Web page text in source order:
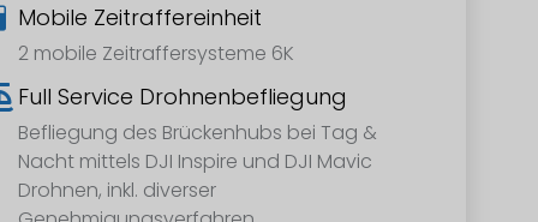
Mobile Zeitraffereinheit
2 mobile Zeitraffersysteme 6K
Full Service Drohnenbefliegung
Befliegung des Brückenhubs bei Tag &
Nacht mittels DJI Inspire und DJI Mavic
Drohnen, inkl. diverser